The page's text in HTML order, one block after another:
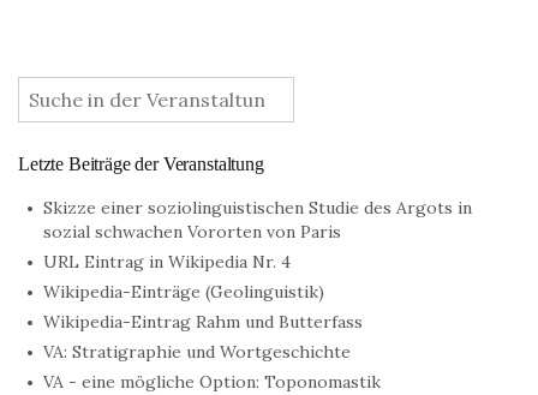
:
Letzte Beiträge der Veranstaltung
Skizze einer soziolinguistischen Studie des Argots in
sozial schwachen Vororten von Paris
URL Eintrag in Wikipedia Nr. 4
Wikipedia-Einträge (Geolinguistik)
Wikipedia-Eintrag Rahm und Butterfass
VA: Stratigraphie und Wortgeschichte
VA - eine mögliche Option: Toponomastik